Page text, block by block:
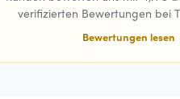
verifizierten Bewertungen bei
Bewertungen lesen